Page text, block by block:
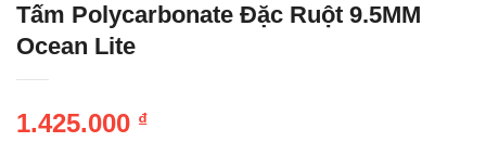
Tấm Polycarbonate Đặc Ruột 9.5MM
Ocean Lite
1.425.000 ₫